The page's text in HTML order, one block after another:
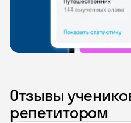
Отзывы
репетитором